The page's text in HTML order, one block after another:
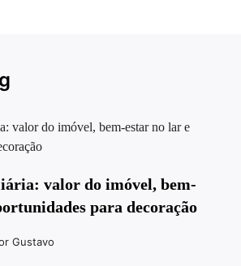
valor do imóvel, bem-
para decoração
Gustavo